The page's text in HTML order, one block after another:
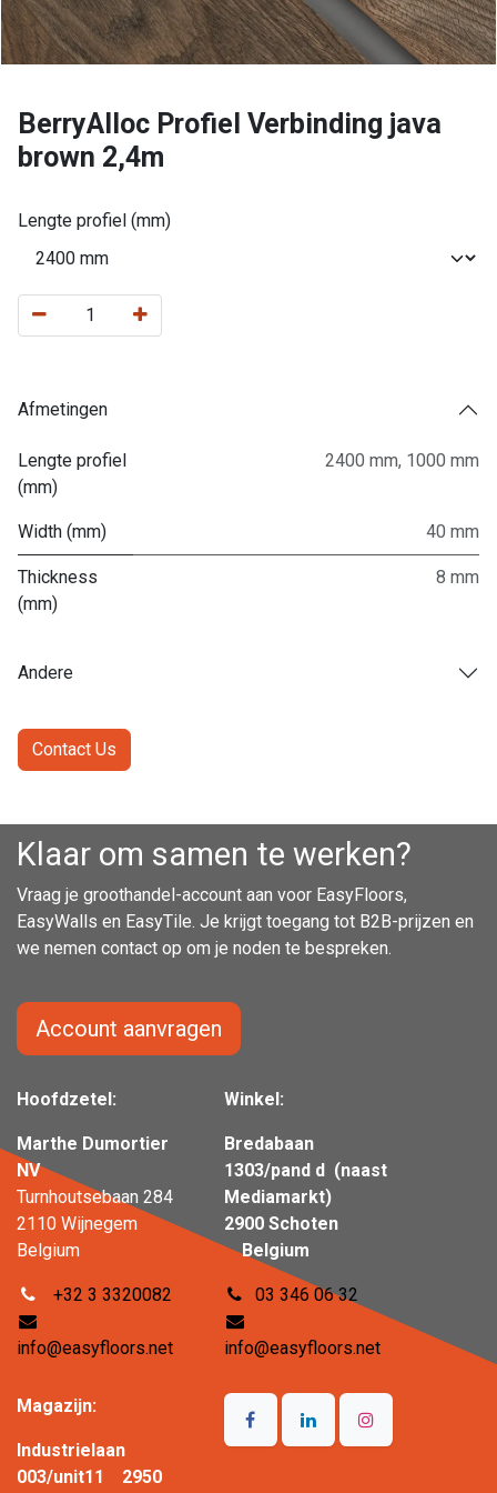
BerryAlloc Profiel Verbinding java
brown 2,4m
Lengte profiel (mm)
Afmetingen
Lengte profiel
(mm)
2400 mm, 1000 mm
Width (mm) 40 mm
Thickness
(mm)
8 mm
Andere
Contact Us
Klaar om samen te werken?
Vraag je groothandel-account aan voor EasyFloors,
EasyWalls en EasyTile. Je krijgt toegang tot B2B-prijzen en
we nemen contact op om je noden te bespreken.
Hoofdzetel:
Marthe Dumortier
NV
Turnhoutsebaan 284
2110 Wijnegem
Belgium
+32 3 3320082
info@easyfloors.net
Winkel:
Bredabaan
1303/pand d (naast
Mediamarkt)
2900 Schoten
Belgium
03 346 06 32
info@easyfloors.net
Magazijn:
Industrielaan
003/unit11 2950
Account aanvragen